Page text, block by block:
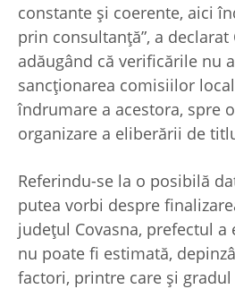
constante şi coerente, aici
prin consultanţă”, a
adăugând că verificările nu
sancţionarea comisiilor
îndrumare a acestora, spre
organizare a eliberării de
Referindu-se la o posibilă
putea vorbi despre
judeţul Covasna, prefectul a
nu poate fi estimată,
factori, printre care şi